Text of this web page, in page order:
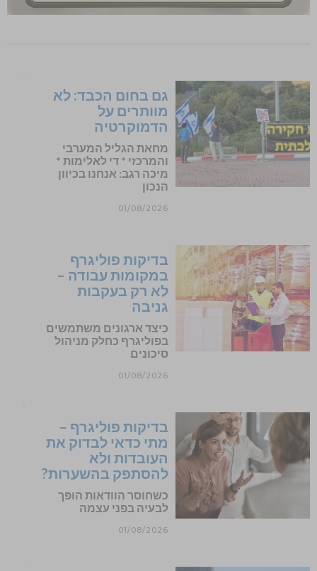
גם בחום הכבד: לא
מוותרים על
הדמוקרטיה
מחאת הגליל המערבי
והמרכזי * די לאלימות *
מיכה רגב: אנחנו בכיוון
הנכון
01/08/2026
בדיקות פוליגרף
במקומות עבודה –
לא רק בעקבות
גניבה
כיצד ארגונים משתמשים
בפוליגרף כחלק מניהול
סיכונים
01/08/2026
בדיקות פוליגרף –
מתי כדאי לבדוק את
העובדות ולא
להסתפק בהשערות?
כשחוסר הוודאות הופך
לבעיה בפני עצמה
01/08/2026